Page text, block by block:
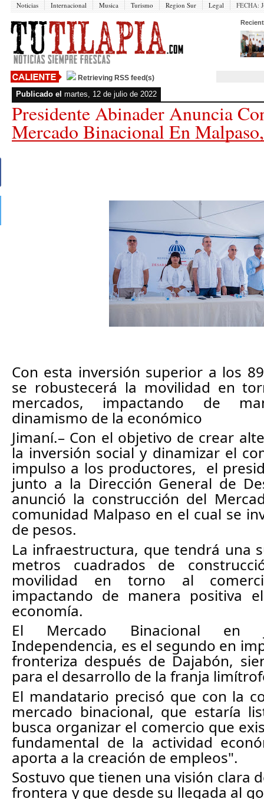
Noticias Internacional Musica Turismo Region Sur Legal FECHA:
Retrieving RSS feed(s)
Publicado el martes, 12 de julio de 2022
Presidente Abinader Anuncia
Mercado Binacional En
Con esta inversión superior a los
se robustecerá la movilidad en
mercados, impactando de
dinamismo de la económico
Jimaní.– Con el objetivo de crear
la inversión social y dinamizar el
impulso a los productores,  el
junto a la Dirección General de
anunció la construcción del
comunidad Malpaso en el cual se
de pesos.
La infraestructura, que tendrá una
metros cuadrados de
movilidad en torno al
impactando de manera positiva
economía.
El Mercado Binacional en
Independencia, es el segundo en
fronteriza después de Dajabón,
para el desarrollo de la franja
El mandatario precisó que con la
mercado binacional, que estaría
busca organizar el comercio que
fundamental de la actividad
aporta a la creación de empleos".
Sostuvo que tienen una visión clara
frontera y que desde su llegada al